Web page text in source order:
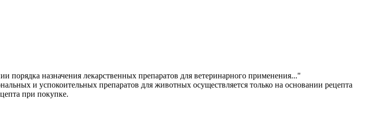
назначения лекарственных препаратов для ветеринарного применения..."
и успокоительных препаратов для животных осуществляется только на основании рецепта
при покупке.